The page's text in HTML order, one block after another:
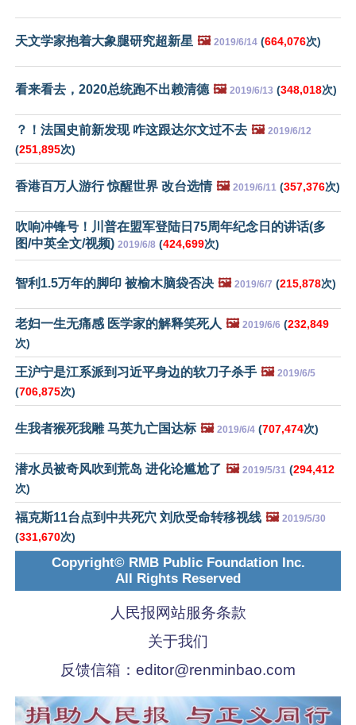
天文学家抱着大象腿研究超新星 🖼️ 2019/6/14 (664,076次)
看来看去，2020总统跑不出赖清德 🖼️ 2019/6/13 (348,018次)
？！法国史前新发现 咋这跟达尔文过不去 🖼️ 2019/6/12
(251,895次)
香港百万人游行 惊醒世界 改台选情 🖼️ 2019/6/11 (357,376次)
吹响冲锋号！川普在盟军登陆日75周年纪念日的讲话(多
图/中英全文/视频) 2019/6/8 (424,699次)
智利1.5万年的脚印 被榆木脑袋否决 🖼️ 2019/6/7 (215,878次)
老妇一生无痛感 医学家的解释笑死人 🖼️ 2019/6/6 (232,849
次)
王沪宁是江系派到习近平身边的软刀子杀手 🖼️ 2019/6/5
(706,875次)
生我者猴死我雕 马英九亡国达标 🖼️ 2019/6/4 (707,474次)
潜水员被奇风吹到荒岛 进化论尴尬了 🖼️ 2019/5/31 (294,412
次)
福克斯11台点到中共死穴 刘欣受命转移视线 🖼️ 2019/5/30
(331,670次)
Copyright© RMB Public Foundation Inc.
All Rights Reserved
人民报网站服务条款
关于我们
反馈信箱： editor@renminbao.com